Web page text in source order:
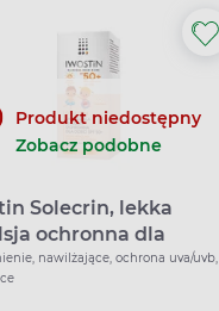
Produkt niedostępny
Zobacz podobne
Solecrin, lekka
ochronna dla
SPF 50+, 100 ml
nawilżające, ochrona uva/uvb,